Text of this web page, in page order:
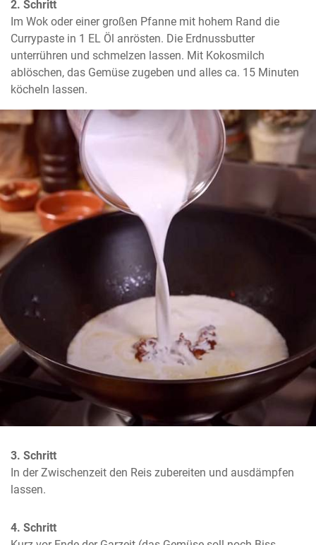
2. Schritt
Im Wok oder einer großen Pfanne mit hohem Rand die
Currypaste in 1 EL Öl anrösten. Die Erdnussbutter
unterrühren und schmelzen lassen. Mit Kokosmilch
ablöschen, das Gemüse zugeben und alles ca. 15 Minuten
köcheln lassen.
3. Schritt
In der Zwischenzeit den Reis zubereiten und ausdämpfen
lassen.
4. Schritt